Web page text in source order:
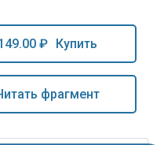
₽
Купить
фрагмент